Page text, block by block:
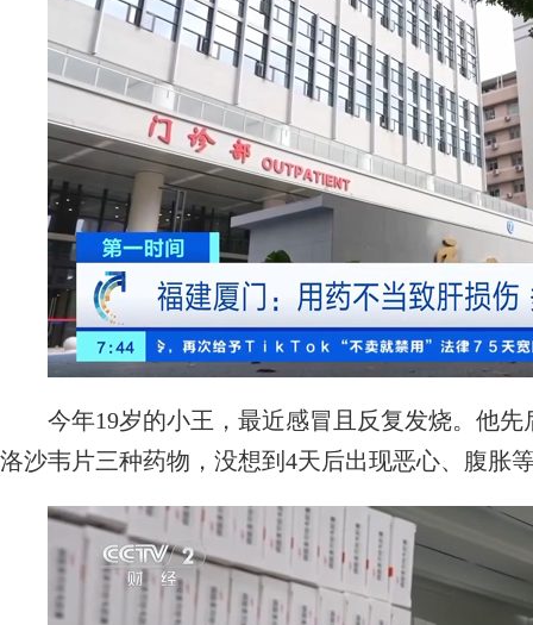
今年19岁的小王，最近感冒且反复发烧。他先
洛沙韦片三种药物，没想到4天后出现恶心、腹胀